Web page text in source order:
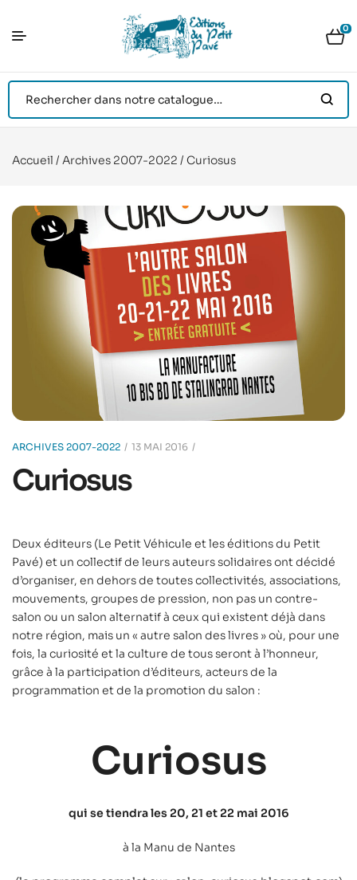
0
Accueil / Archives 2007-2022 / Curiosus
ARCHIVES 2007-2022 13 MAI 2016
Curiosus
Deux éditeurs (Le Petit Véhicule et les éditions du Petit
Pavé) et un collectif de leurs auteurs solidaires ont décidé
d’organiser, en dehors de toutes collectivités, associations,
mouvements, groupes de pression, non pas un contre-
salon ou un salon alternatif à ceux qui existent déjà dans
notre région, mais un « autre salon des livres » où, pour une
fois, la curiosité et la culture de tous seront à l’honneur,
grâce à la participation d’éditeurs, acteurs de la
programmation et de la promotion du salon :
Curiosus
qui se tiendra les 20, 21 et 22 mai 2016
à la Manu de Nantes